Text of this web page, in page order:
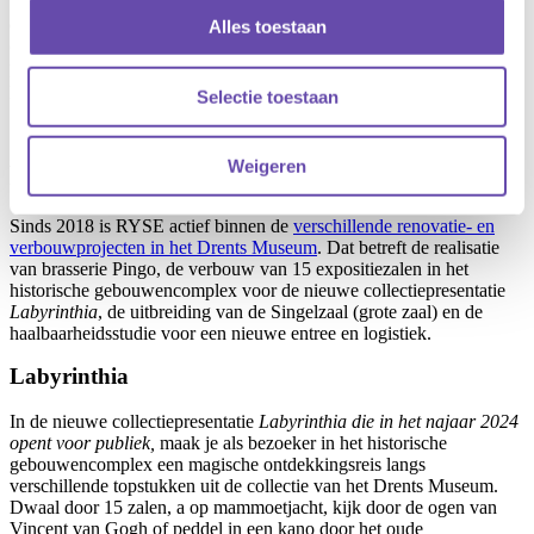
Alles toestaan
Selectie toestaan
Weigeren
en toewijding aan kwaliteit van RYSE sluit al jaren perfect aan bij
presenteren. We zijn blij dit te kunnen bezegelen in een
Sinds 2018 is RYSE actief binnen de verschillende renovatie- en
verbouwprojecten in het Drents Museum. Dat betreft de realisatie
van brasserie Pingo, de verbouw van 15 expositiezalen in het
historische gebouwencomplex voor de nieuwe collectiepresentatie
Labyrinthia, de uitbreiding van de Singelzaal (grote zaal) en de
haalbaarheidsstudie voor een nieuwe entree en logistiek.
Labyrinthia
In de nieuwe collectiepresentatie Labyrinthia die in het najaar 2024
opent voor publiek, maak je als bezoeker in het historische
gebouwencomplex een magische ontdekkingsreis langs
verschillende topstukken uit de collectie van het Drents Museum.
Dwaal door 15 zalen, a op mammoetjacht, kijk door de ogen van
Vincent van Gogh of peddel in een kano door het oude